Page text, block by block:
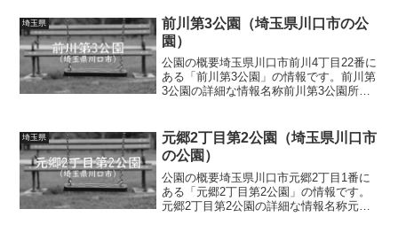
（滑り台、クライミングウォール、雲
梯、上り棒）、ブラ...
埼玉県
前川第3公園（埼玉県川口市の公
園）
公園の概要埼玉県川口市前川4丁目22番に
ある「前川第3公園」の情報です。前川第
3公園の詳細な情報名称前川第3公園所在
ンコ、シーソー、ロッキング遊具、鉄
棒、砂場、ベン...
埼玉県
元郷2丁目第2公園（埼玉県川口市
の公園）
公園の概要埼玉県川口市元郷2丁目1番に
ある「元郷2丁目第2公園」の情報です。
元郷2丁目第2公園の詳細な情報名称元郷2